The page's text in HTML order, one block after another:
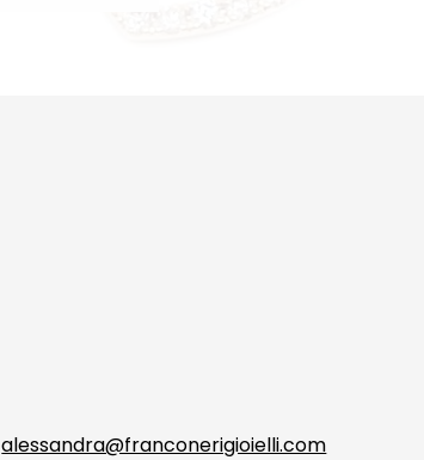
alessandra@franconerigioielli.com